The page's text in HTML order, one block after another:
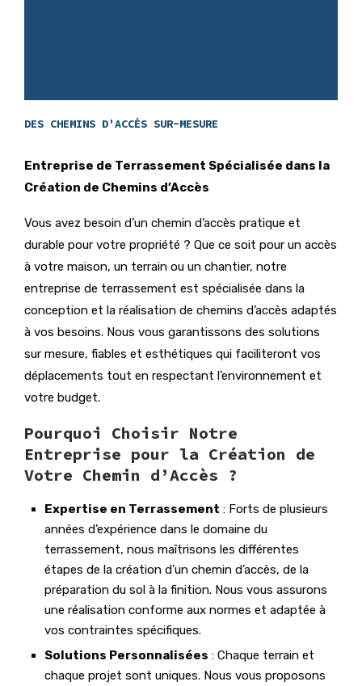
DES CHEMINS D'ACCÈS SUR-MESURE
Entreprise de Terrassement Spécialisée dans la
Création de Chemins d’Accès
Vous avez besoin d’un chemin d’accès pratique et
durable pour votre propriété ? Que ce soit pour un accès
à votre maison, un terrain ou un chantier, notre
entreprise de terrassement est spécialisée dans la
conception et la réalisation de chemins d’accès adaptés
à vos besoins. Nous vous garantissons des solutions
sur mesure, fiables et esthétiques qui faciliteront vos
déplacements tout en respectant l’environnement et
votre budget.
Pourquoi Choisir Notre
Entreprise pour la Création de
Votre Chemin d’Accès ?
Expertise en Terrassement : Forts de plusieurs
années d’expérience dans le domaine du
terrassement, nous maîtrisons les différentes
étapes de la création d’un chemin d’accès, de la
préparation du sol à la finition. Nous vous assurons
une réalisation conforme aux normes et adaptée à
vos contraintes spécifiques.
Solutions Personnalisées : Chaque terrain et
chaque projet sont uniques. Nous vous proposons